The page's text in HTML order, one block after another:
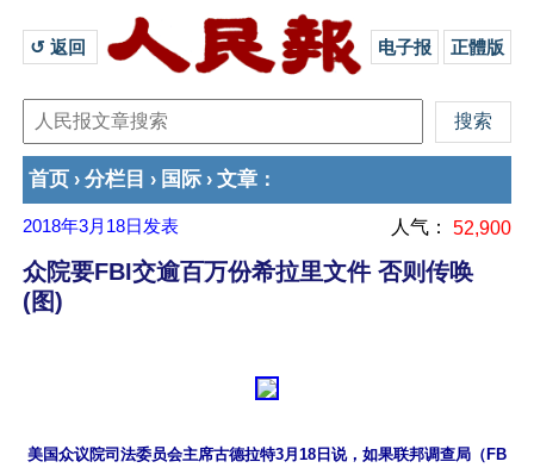
↺ 返回 电子报 正體版
首页 › 分栏目 › 国际 › 文章 ：
2018年3月18日 发表 人气： 52,900
众院要FBI交逾百万份希拉里文件 否则传唤
(图)
美国众议院司法委员会主席古德拉特3月18日说，如果联邦调查局（FB